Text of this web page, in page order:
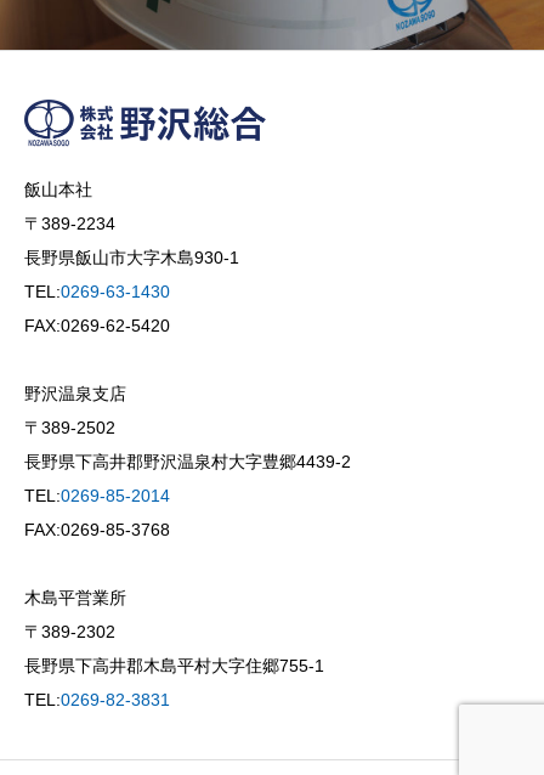
飯山本社
〒389-2234
長野県飯山市大字木島930-1
TEL:0269-63-1430
FAX:0269-62-5420
野沢温泉支店
〒389-2502
長野県下高井郡野沢温泉村大字豊郷4439-2
TEL:0269-85-2014
FAX:0269-85-3768
木島平営業所
〒389-2302
長野県下高井郡木島平村大字住郷755-1
TEL:0269-82-3831